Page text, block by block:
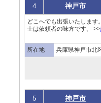
4 神戸市
どこへでも出張いたしま
士は依頼者の味方です。 >>
所在地 兵庫県神戸市北
5 神戸市